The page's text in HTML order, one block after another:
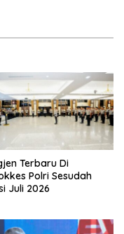
Terbaru Di
Polri Sesudah
Juli 2026